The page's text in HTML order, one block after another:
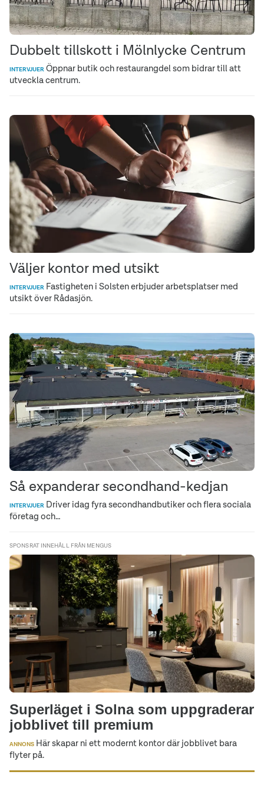
Dubbelt tillskott i Mölnlycke Centrum
INTERVJUER Öppnar butik och restaurangdel som bidrar till att
utveckla centrum.
Väljer kontor med utsikt
INTERVJUER Fastigheten i Solsten erbjuder arbetsplatser med
utsikt över Rådasjön.
Så expanderar secondhand-kedjan
INTERVJUER Driver idag fyra secondhandbutiker och flera sociala
företag och…
SPONSRAT INNEHÅLL FRÅN MENGUS
Superläget i Solna som uppgraderar
jobblivet till premium
ANNONS Här skapar ni ett modernt kontor där jobblivet bara
flyter på.